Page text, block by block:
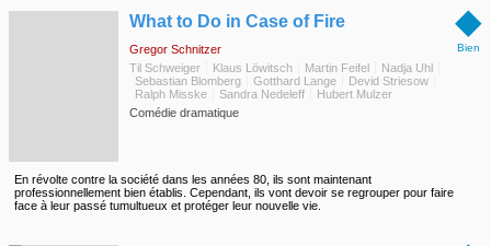
◆
Bien
What to Do in Case of Fire
Gregor Schnitzer
Til Schweiger
Klaus Löwitsch Martin Feifel
Nadja Uhl
Sebastian Blomberg
Gotthard Lange
Devid Striesow
Ralph Misske
Sandra Nedeleff
Hubert Mulzer
Comédie dramatique
En révolte contre la société dans les années 80, ils sont maintenant
professionnellement bien établis. Cependant, ils vont devoir se regrouper pour faire
face à leur passé tumultueux et protéger leur nouvelle vie.